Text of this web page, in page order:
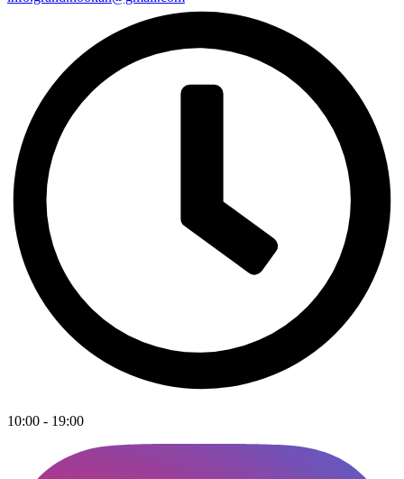
10:00 - 19:00